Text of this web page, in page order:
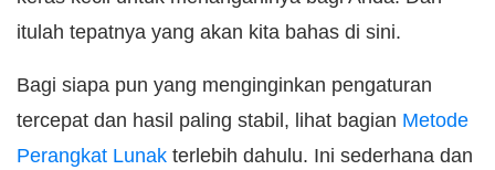
itulah tepatnya yang akan kita bahas di sini.
Bagi siapa pun yang menginginkan pengaturan
tercepat dan hasil paling stabil, lihat bagian Metode
Perangkat Lunak terlebih dahulu. Ini sederhana dan